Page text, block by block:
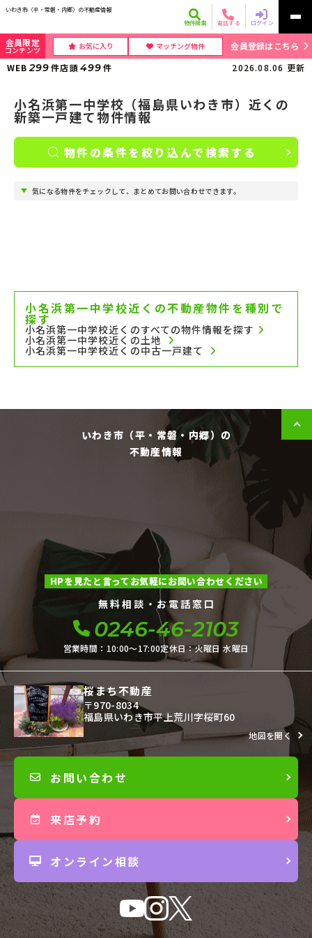
いわき市（平・常磐・内郷）の不動産情報
物件検索
電話する ログイン
会員限定
コンテンツ お気に入り マッチング物件
会員登録はこちら
WEB 299件店頭499 件 2026.08.06 更新
小名浜第一中学校（福島県いわき市）近くの
新築一戸建て物件情報
物件の条件を絞り込んで検索する
気になる物件をチェックして、まとめてお問い合わせできます。
小名浜第一中学校近くの不動産物件を種別で
探す
小名浜第一中学校近くのすべての物件情報を探す
小名浜第一中学校近くの土地
小名浜第一中学校近くの中古一戸建て
いわき市（平・常磐・内郷）の
不動産情報
HPを見たと言ってお気軽にお問い合わせください
無料相談・お電話窓口
0246-46-2103
営業時間：10:00〜17:00定休日：火曜日 水曜日
桜まち不動産
〒970-8034
福島県いわき市平上荒川字桜町60
地図を開く
お問い合わせ
来店予約
オンライン相談